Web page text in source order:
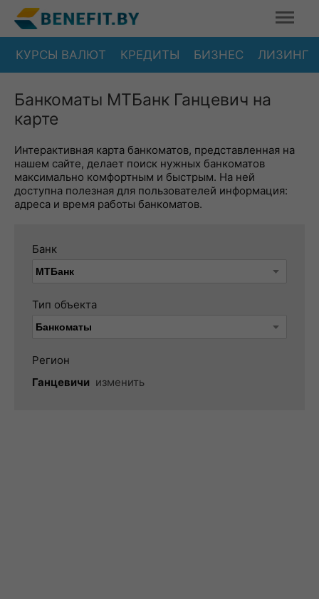
КУРСЫ ВАЛЮТ КРЕДИТЫ БИЗНЕС ЛИЗИНГ
Банкоматы МТБанк Ганцевич на
карте
Интерактивная карта банкоматов, представленная на
нашем сайте, делает поиск нужных банкоматов
максимально комфортным и быстрым. На ней
доступна полезная для пользователей информация:
адреса и время работы банкоматов.
Банк
Тип объекта
Регион
Ганцевичи изменить